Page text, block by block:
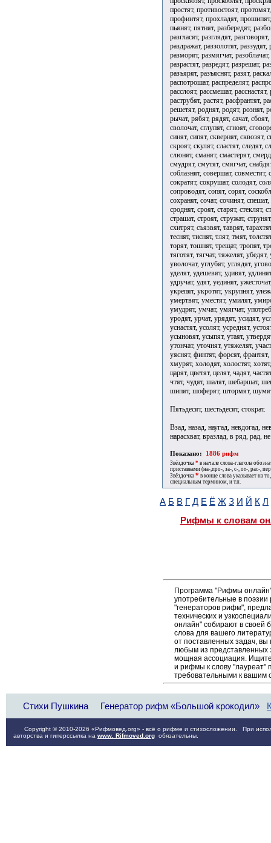
Пятьдесят, шестьдесят, стократ.
Взад, назад, наугад, невдогад,
нарасхват, вразлад, в ряд, рад,
Показано: 1886 рифм
Звёздочка * в начале слова-глагола
приставками (на-,про-, за-, с-, от-, рас-,
Звёздочка * в конце слова указывает на
специальным термином, и т.п.
А Б В Г Д Е Ё Ж З И Й К Л
Рифмы к словам
Программа "Рифмы
употребительные в
"генераторов рифм",
технических и
онлайн" собирают в своей
слова для вашего
от поставленных задач,
любым из
мощная ассоциация. Ищите
и рифмы к слову "лауреат"
требовательными к вашим
Стихи Пушкина Генератор рифм «Большой крокодил»
Copyright © 2010-2026 «Рифмовед.org» - всё о рифме и стихосложении. При
авторства и гиперссылка на www. Rifmoved.org обязательны.